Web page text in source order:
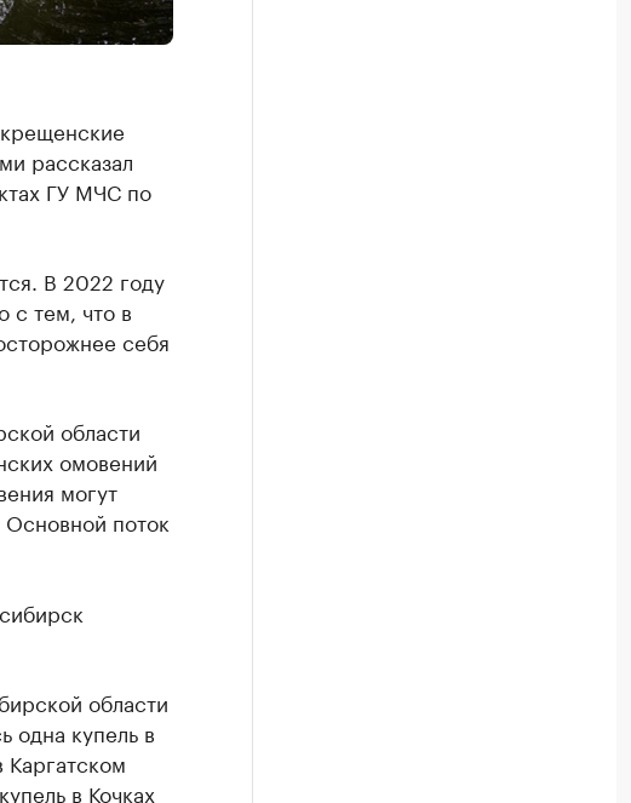
рассказал
ГУ МЧС по
В 2022 году
с тем, что в
себя
области
омовений
могут
поток
области
одна купель в
в Кочках